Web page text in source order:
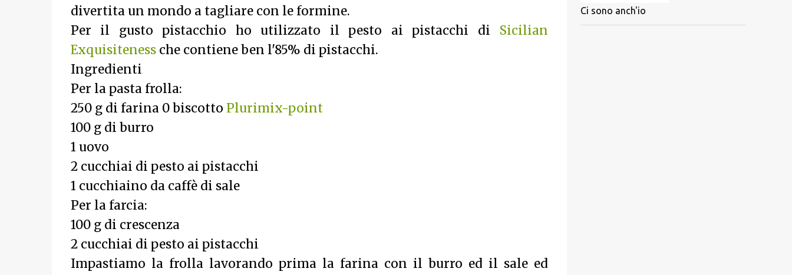
divertita un mondo a tagliare con le formine.
Per il gusto pistacchio ho utilizzato il pesto ai pistacchi di Sicilian
Exquisitenessche contiene ben l'85% di pistacchi.
Ingredienti
Per la pasta frolla:
250 g di farina 0 biscotto Plurimix-point
100 g di burro
1 uovo
2 cucchiai di pesto ai pistacchi
1 cucchiaino da caffè di sale
Per la farcia:
100 g di crescenza
2 cucchiai di pesto ai pistacchi
Impastiamo la frolla lavorando prima la farina con il burro ed il sale ed
Ci sono anch'io